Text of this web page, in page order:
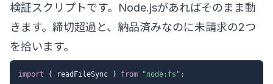
検証スクリプトです。Node.jsがあればそのまま動
きます。締切超過と、納品済みなのに未請求の2つ
を拾います。
import { readFileSync } from "node:fs" ;